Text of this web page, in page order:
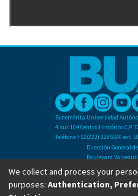
Benemérita Universidad
4 sur 104 Centro Histórico C.P.
Teléfono +52(222) 2295500 ext.
Dirección General
Boulevard
Ciudad
C.P. 72570
Teléfono +52 (222)
We collect and process your
purposes: Authentication,